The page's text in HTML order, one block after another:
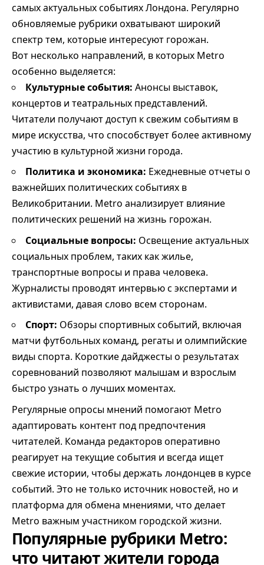
самых актуальных событиях Лондона. Регулярно
обновляемые рубрики охватывают широкий
спектр тем, которые интересуют горожан.
Вот несколько направлений, в которых Metro
особенно выделяется:
Культурные события: Анонсы выставок,
концертов и театральных представлений.
Читатели получают доступ к свежим событиям в
мире искусства, что способствует более активному
участию в культурной жизни города.
Политика и экономика: Ежедневные отчеты о
важнейших политических событиях в
Великобритании. Metro анализирует влияние
политических решений на жизнь горожан.
Социальные вопросы: Освещение актуальных
социальных проблем, таких как жилье,
транспортные вопросы и права человека.
Журналисты проводят интервью с экспертами и
активистами, давая слово всем сторонам.
Спорт: Обзоры спортивных событий, включая
матчи футбольных команд, регаты и олимпийские
виды спорта. Короткие дайджесты о результатах
соревнований позволяют малышам и взрослым
быстро узнать о лучших моментах.
Регулярные опросы мнений помогают Metro
адаптировать контент под предпочтения
читателей. Команда редакторов оперативно
реагирует на текущие события и всегда ищет
свежие истории, чтобы держать лондонцев в курсе
событий. Это не только источник новостей, но и
платформа для обмена мнениями, что делает
Metro важным участником городской жизни.
Популярные рубрики Metro:
что читают жители города